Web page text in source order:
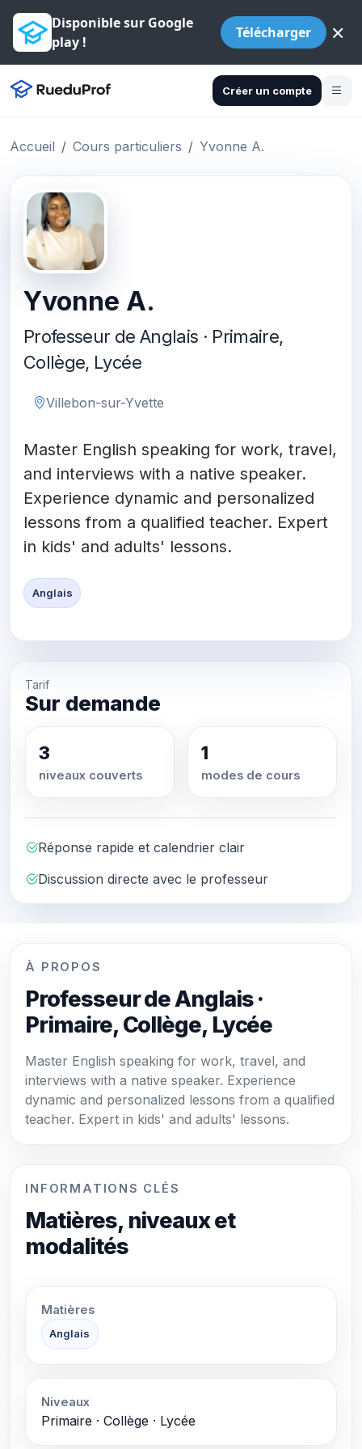
Disponible sur Google
play !
Télécharger ×
Créer un compte
Accueil Cours particuliers Yvonne A.
Yvonne A.
Professeur de Anglais · Primaire,
Collège, Lycée
Villebon-sur-Yvette
Master English speaking for work, travel,
and interviews with a native speaker.
Experience dynamic and personalized
lessons from a qualified teacher. Expert
in kids' and adults' lessons.
Anglais
Tarif
Sur demande
3
niveaux couverts
1
modes de cours
Réponse rapide et calendrier clair
Discussion directe avec le professeur
À PROPOS
Professeur de Anglais ·
Primaire, Collège, Lycée
Master English speaking for work, travel, and
interviews with a native speaker. Experience
dynamic and personalized lessons from a qualified
teacher. Expert in kids' and adults' lessons.
INFORMATIONS CLÉS
Matières, niveaux et
modalités
Matières
Anglais
Niveaux
Primaire · Collège · Lycée